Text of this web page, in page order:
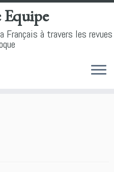
Equipe
Français à travers les revues